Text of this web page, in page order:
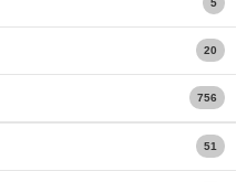
5
20
756
51